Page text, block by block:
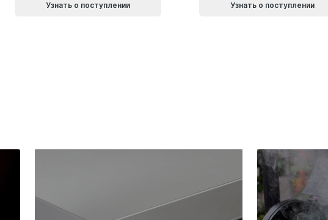
Узнать о поступлении Узнать о поступлении